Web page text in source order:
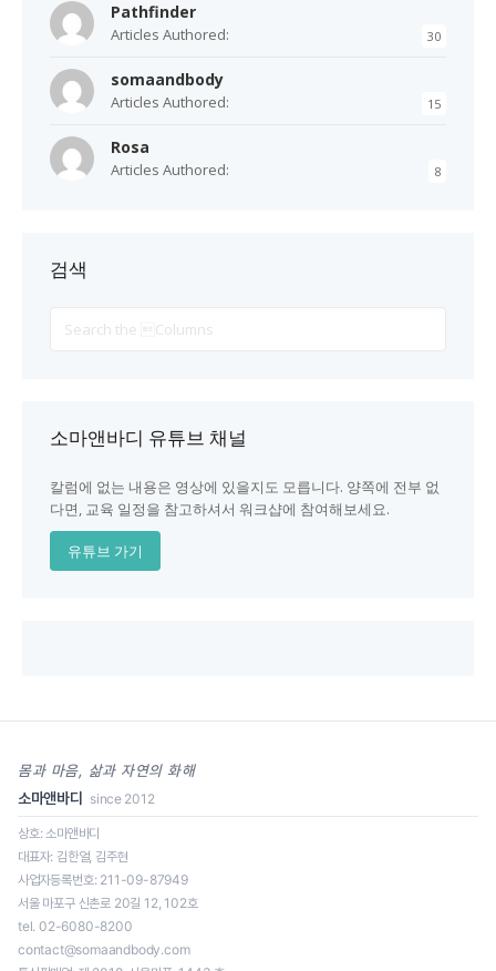
Pathfinder
Articles Authored: 30
somaandbody
Articles Authored: 15
Rosa
Articles Authored: 8
검색
For
소마앤바디 유튜브 채널
칼럼에 없는 내용은 영상에 있을지도 모릅니다. 양쪽에 전부 없
다면, 교육 일정을 참고하셔서 워크샵에 참여해보세요.
유튜브 가기
일정을 클릭하면 신청 페이지로 이동합니다.
몸과 마음, 삶과 자연의 화해
소마앤바디 since 2012
상호: 소마앤바디
대표자: 김한얼, 김주현
사업자등록번호: 211-09-87949
서울 마포구 신촌로 20길 12, 102호
tel. 02-6080-8200
contact@somaandbody.com